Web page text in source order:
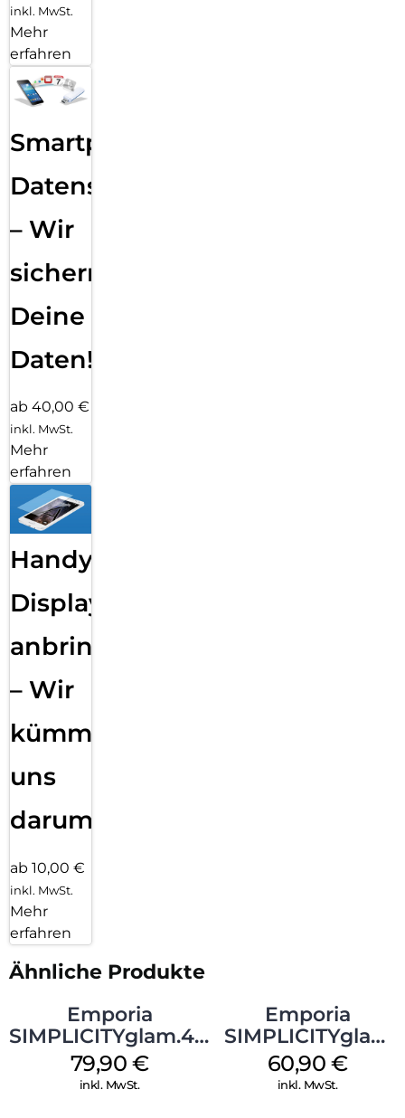
inkl. MwSt.
Mehr
erfahren
Smartphone
Datensicherung
– Wir
sichern
Deine
Daten!
ab 40,00 €
inkl. MwSt.
Mehr
erfahren
Handy
Displayfolie
anbringen
– Wir
kümmern
uns
darum!
ab 10,00 €
inkl. MwSt.
Mehr
erfahren
Ähnliche Produkte
Emporia
SIMPLICITYglam.4G
Schwarz
79,90 €
inkl. MwSt.
Emporia
SIMPLICITYglam
Weiss
60,90 €
inkl. MwSt.